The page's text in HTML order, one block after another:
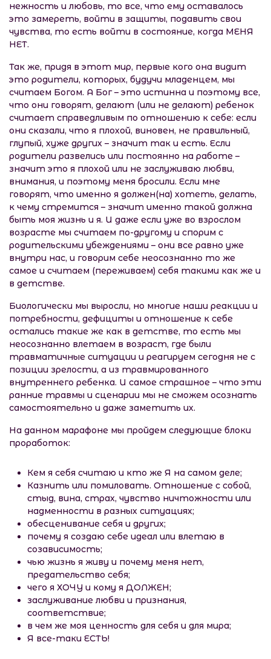
нежность и любовь, то все, что ему оставалось
это замереть, войти в защиты, подавить свои
чувства, то есть войти в состояние, когда МЕНЯ
НЕТ.
Так же, придя в этот мир, первые кого она видит
это родители, которых, будучи младенцем, мы
считаем Богом. А Бог – это истинна и поэтому все,
что они говорят, делают (или не делают) ребенок
считает справедливым по отношению к себе: если
они сказали, что я плохой, виновен, не правильный,
глупый, хуже других – значит так и есть. Если
родители развелись или постоянно на работе –
значит это я плохой или не заслуживаю любви,
внимания, и поэтому меня бросили. Если мне
говорят, что именно я должен(на) хотеть, делать,
к чему стремится – значит именно такой должна
быть моя жизнь и я. И даже если уже во взрослом
возрасте мы считаем по-другому и спорим с
родительскими убеждениями – они все равно уже
внутри нас, и говорим себе неосознанно то же
самое и считаем (переживаем) себя такими как же и
в детстве.
Биологически мы выросли, но многие наши реакции и
потребности, дефициты и отношение к себе
остались такие же как в детстве, то есть мы
неосознанно влетаем в возраст, где были
травматичные ситуации и реагируем сегодня не с
позиции зрелости, а из травмированного
внутреннего ребенка. И самое страшное – что эти
ранние травмы и сценарии мы не сможем осознать
самостоятельно и даже заметить их.
На данном марафоне мы пройдем следующие блоки
проработок:
Кем я себя считаю и кто же Я на самом деле;
Казнить или помиловать. Отношение с собой,
стыд, вина, страх, чувство ничтожности или
надменности в разных ситуациях;
обесценивание себя и других;
почему я создаю себе идеал или влетаю в
созависимость;
чью жизнь я живу и почему меня нет,
предательство себя;
чего я ХОЧУ и кому я ДОЛЖЕН;
заслуживание любви и признания,
соответствие;
в чем же моя ценность для себя и для мира;
Я все-таки ЕСТЬ!